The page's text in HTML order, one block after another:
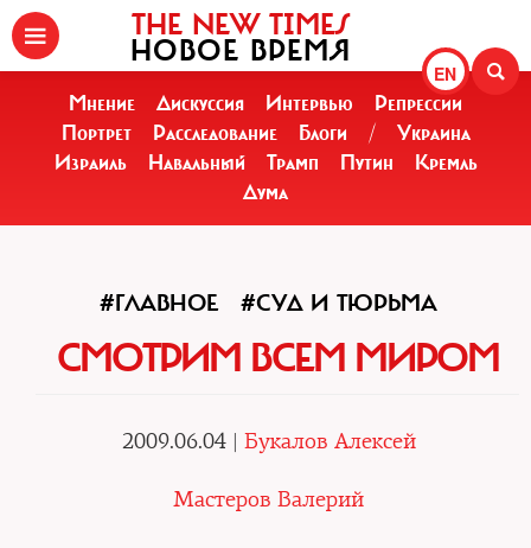
EN
THE NEW TIMES
НОВОЕ ВРЕМЯ
Мнение Дискуссия Интервью
Репрессии
Портрет
Расследование Блоги /
Украина
Израиль
Навальный Трамп Путин
Кремль
Дума
#ГЛАВНОЕ #СУД И ТЮРЬМА
СМОТРИМ ВСЕМ МИРОМ
2009.06.04 | Букалов Алексей
Мастеров Валерий